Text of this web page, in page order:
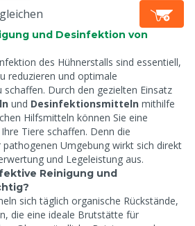
und Desinfektion von
des Hühnerstalls sind essentiell,
reduzieren und optimale
schaffen. Durch den gezielten Einsatz
und Desinfektionsmitteln mithilfe
Hilfsmitteln können Sie eine
Tiere schaffen. Denn die
Umgebung wirkt sich direkt
und Legeleistung aus.
Reinigung und
sich täglich organische Rückstände,
die eine ideale Brutstätte für